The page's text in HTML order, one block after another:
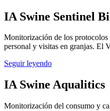
IA Swine Sentinel
Monitorización de los protocolos
personal y visitas en granjas. El
Seguir leyendo
IA Swine Aqualitics
Monitorización del consumo y